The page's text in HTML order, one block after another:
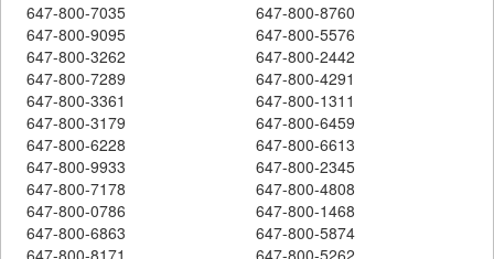
647-800-7035
647-800-8760
647-800-9095
647-800-5576
647-800-3262
647-800-2442
647-800-7289
647-800-4291
647-800-3361
647-800-1311
647-800-3179
647-800-6459
647-800-6228
647-800-6613
647-800-9933
647-800-2345
647-800-7178
647-800-4808
647-800-0786
647-800-1468
647-800-6863
647-800-5874
647-800-8171
647-800-5262